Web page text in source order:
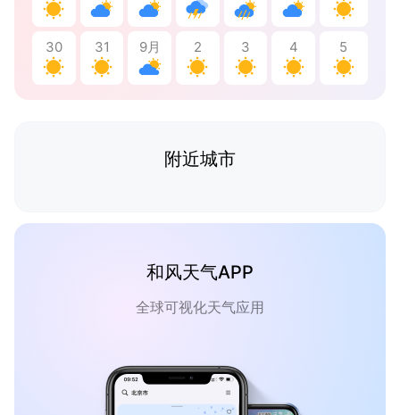
30 31 9月 2 3 4 5
附近城市
和风天气APP
全球可视化天气应用